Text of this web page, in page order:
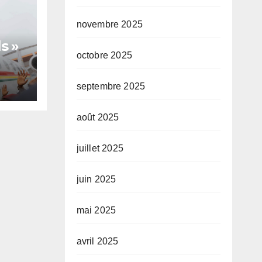
»
novembre 2025
octobre 2025
septembre 2025
août 2025
juillet 2025
juin 2025
mai 2025
avril 2025